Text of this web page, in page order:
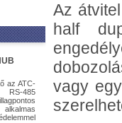
az ATC-
RS-485
Az
half
vagy